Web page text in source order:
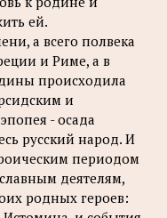
ей.
а всего полвека
и Pиме, а в
происходила
и
- осада
русский народ. И
периодом
деятелям,
родных героев: